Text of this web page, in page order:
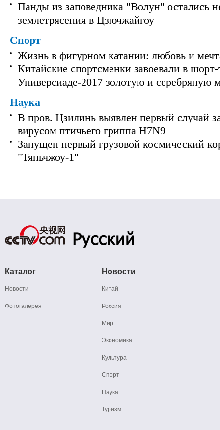
Панды из заповедника "Волун" остались
землетрясения в Цзючжайгоу
Спорт
Жизнь в фигурном катании: любовь и
Китайские спортсменки завоевали в шорт-
Универсиаде-2017 золотую и серебряную
Наука
В пров. Цзилинь выявлен первый случай
вирусом птичьего гриппа H7N9
Запущен первый грузовой космический
"Тяньчжоу-1"
Каталог
Новости
Фотогалерея
Новости
Китай
Россия
Мир
Экономика
Культура
Спорт
Наука
Туризм